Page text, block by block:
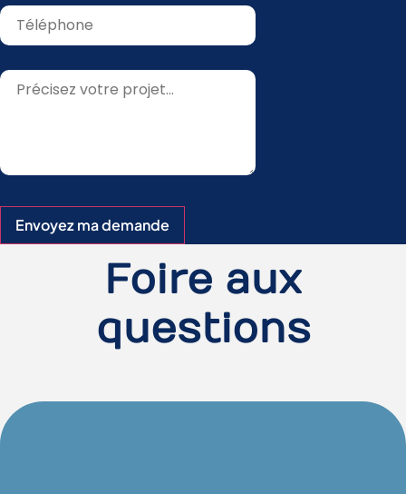
Envoyez ma demande
Foire aux
questions